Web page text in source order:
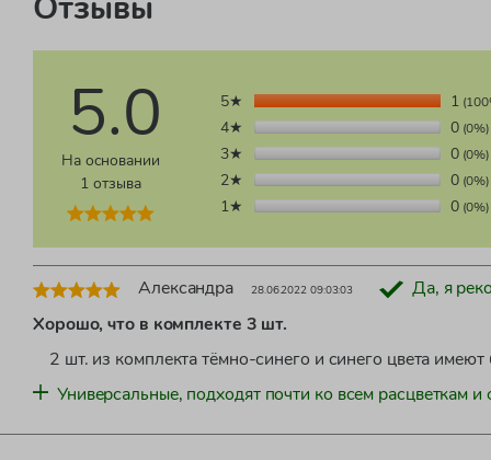
5.0
На основании
1 отзыва
5★ 1
4★ 0(0%)
3★ 0(0%)
2★ 0(0%)
1★ 0(0%)
Александра 28.06.2022 09:03:03
Да, я
Хорошо, что в комплекте 3 шт.
2 шт. из комплекта тёмно-синего и синего цвета
Универсальные, подходят почти ко всем расцветкам